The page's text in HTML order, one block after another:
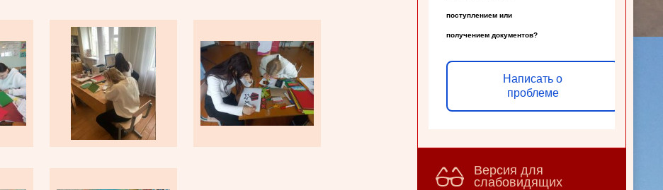
поступлением или
получением документов?
Написать о
проблеме
Версия для
слабовидящих